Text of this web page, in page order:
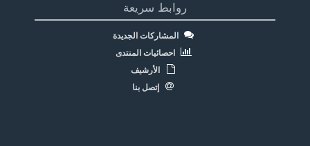
روابط سريعة
المشاركات الجديدة
احصائيات المنتدى
الأرشيف
إتصل بنا